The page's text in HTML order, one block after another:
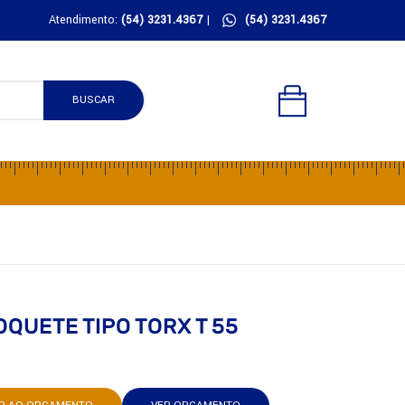
Atendimento: (54) 3231.4367| (54) 3231.4367
BUSCAR
TIPO TORX T 55